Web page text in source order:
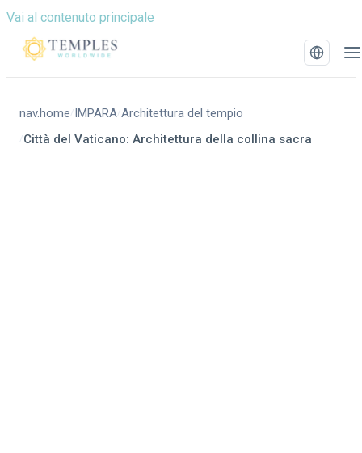
Vai al contenuto principale
nav.home / IMPARA/Architettura del tempio
/ Città del Vaticano: Architettura della collina sacra